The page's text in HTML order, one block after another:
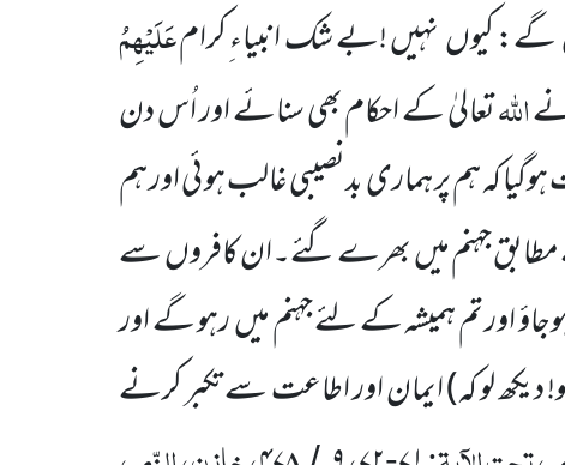
کیوں نہیں !بے شک انبیاء ِکرامعَلَیْہِمُ
اللہتعالیٰ کے احکام بھی سنائے اور اُس دن
کہ ہم پر ہماری بدنصیبی غالب ہو ئی اور ہم
مطابق جہنم میں بھرے گئے۔ان کافروں سے
اور تم ہمیشہ کے لئے جہنم میں رہو گے اور
لو کہ) ایمان اور اطاعت سے تکبر کرنے